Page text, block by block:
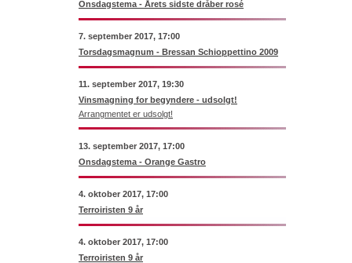
Onsdagstema - Årets sidste dråber rosé
7. september 2017, 17:00
Torsdagsmagnum - Bressan Schioppettino 2009
11. september 2017, 19:30
Vinsmagning for begyndere - udsolgt!
Arrangmentet er udsolgt!
13. september 2017, 17:00
Onsdagstema - Orange Gastro
4. oktober 2017, 17:00
Terroiristen 9 år
4. oktober 2017, 17:00
Terroiristen 9 år